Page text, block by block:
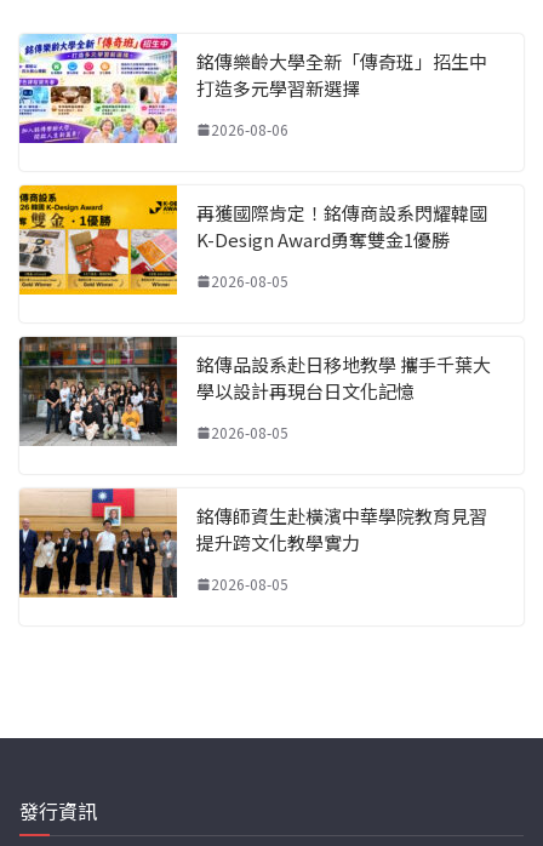
銘傳樂齡大學全新「傳奇班」招生中
打造多元學習新選擇
2026-08-06
再獲國際肯定！銘傳商設系閃耀韓國
K-Design Award勇奪雙金1優勝
2026-08-05
銘傳品設系赴日移地教學 攜手千葉大
學以設計再現台日文化記憶
2026-08-05
銘傳師資生赴橫濱中華學院教育見習
提升跨文化教學實力
2026-08-05
發行資訊